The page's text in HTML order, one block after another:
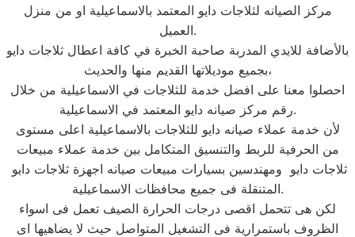
مركز الصيانه لثلاجات دايو المعتمد بالاسماعيلية او من منزل
العميل.
بالأضافة للايدي المدربة صاحبة الخبرة في كافة اعطال ثلاجات دايو
بجميع موديلاتها القديم منها والحديث،
احصلوا معنا على افضل خدمة للثلاجات في الاسماعيلية من خلال
رقم مركز صيانه دايو المعتمد في الاسماعيلية.
لأن خدمة عملاء صيانه دايو للثلاجات بالاسماعيلية اعلى مستوى
من الحرفية للربط والتنسيق المتكامل بين خدمة عملاء مبيعات
ثلاجات دايو ومهندسين بسيارات مبيعات صيانه اجهزة ثلاجات دايو
المتنقلة فى جميع محافظات الاسماعيلية.
لكن هى تتحمل اقصى درجات الحرارة الصيف تعمل فى اسواء
الظروف باستمرارية فى التشغيل المتواصل حيث لا يضاهيها اى